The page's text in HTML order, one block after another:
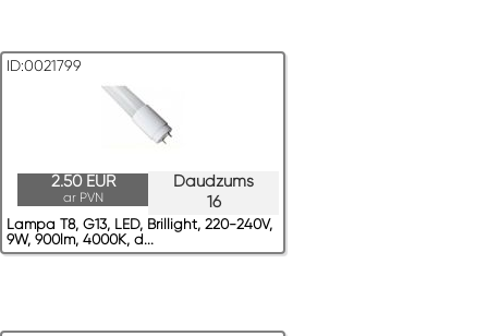
ID:0021799
Daudzums
16
2.50 EUR
ar PVN
Lampa T8, G13, LED, Brillight, 220-240V,
9W, 900lm, 4000K, d...